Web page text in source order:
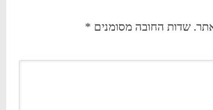
שדות החובה מסומנים *